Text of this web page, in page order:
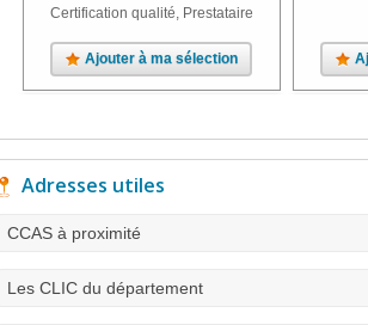
Certification qualité, Prestataire
Ajouter à ma sélection
Adresses utiles
CCAS à proximité
Les CLIC du département